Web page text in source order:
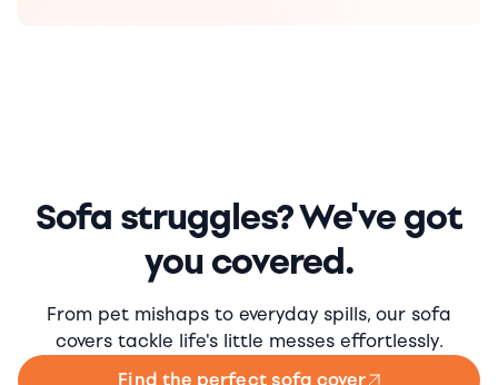
Sofa struggles? We've got
you covered.
From pet mishaps to everyday spills, our sofa
covers tackle life's little messes effortlessly.
Find the perfect sofa cover